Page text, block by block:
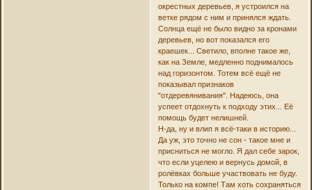
окрестных деревьев, я устроился на
ветке рядом с ним и принялся ждать.
Солнца ещё не было видно за кронами
деревьев, но вот показался его
краешек... Светило, вполне такое же,
как на Земле, медленно поднималось
над горизонтом. Тотем всё ещё не
показывал признаков
"отдеревянивания". Надеюсь, она
успеет отдохнуть к подходу этих... Её
помощь будет нелишней.
Н-да, ну и влип я всё-таки в историю...
Да уж, это точно не сон - такое мне и
присниться не могло. Я дал себе зарок,
что если уцелею и вернусь домой, в
ролёвках больше участвовать не буду.
Только на компе! Там хоть сохраняться